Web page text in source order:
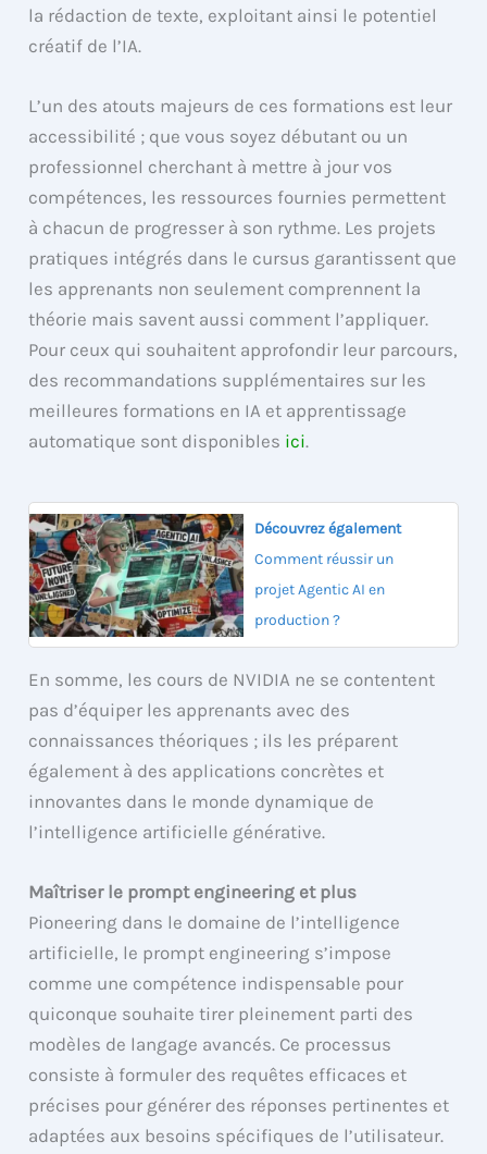
la rédaction de texte, exploitant ainsi le potentiel
créatif de l’IA.
L’un des atouts majeurs de ces formations est leur
accessibilité ; que vous soyez débutant ou un
professionnel cherchant à mettre à jour vos
compétences, les ressources fournies permettent
à chacun de progresser à son rythme. Les projets
pratiques intégrés dans le cursus garantissent que
les apprenants non seulement comprennent la
théorie mais savent aussi comment l’appliquer.
Pour ceux qui souhaitent approfondir leur parcours,
des recommandations supplémentaires sur les
meilleures formations en IA et apprentissage
automatique sont disponibles ici.
Découvrez également
Comment réussir un
projet Agentic AI en
production ?
En somme, les cours de NVIDIA ne se contentent
pas d’équiper les apprenants avec des
connaissances théoriques ; ils les préparent
également à des applications concrètes et
innovantes dans le monde dynamique de
l’intelligence artificielle générative.
Maîtriser le prompt engineering et plus
Pioneering dans le domaine de l’intelligence
artificielle, le prompt engineering s’impose
comme une compétence indispensable pour
quiconque souhaite tirer pleinement parti des
modèles de langage avancés. Ce processus
consiste à formuler des requêtes efficaces et
précises pour générer des réponses pertinentes et
adaptées aux besoins spécifiques de l’utilisateur.